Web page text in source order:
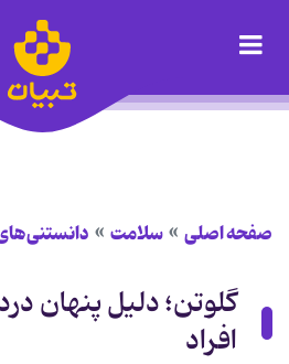
صفحه اصلی سلامت
گلوتن؛ دلیل پنهان
افراد